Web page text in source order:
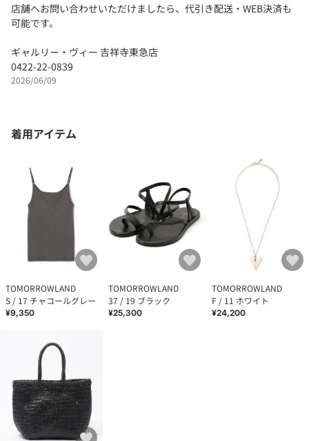
店舗へお問い合わせいただけましたら、代引き配送・WEB決済も
可能です。
ギャルリー・ヴィー 吉祥寺東急店
0422-22-0839
2026/06/09
着用アイテム
TOMORROWLAND
S / 17 チャコールグレー
¥9,350
TOMORROWLAND
37 / 19 ブラック
¥25,300
TOMORROWLAND
F / 11 ホワイト
¥24,200